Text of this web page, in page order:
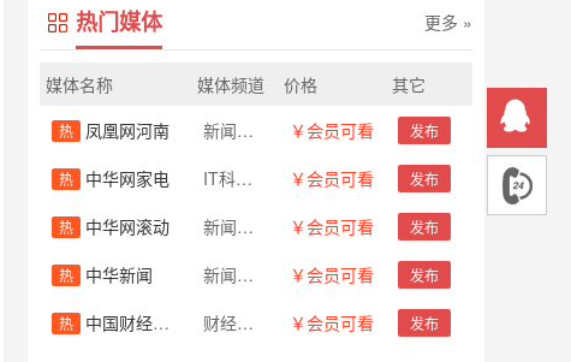
热门媒体 更多 »
媒体名称 媒体频道 价格 其它
热 凤凰网河南 新闻资讯 ￥会员可看 发布
热 中华网家电 IT科技数码 ￥会员可看 发布
热 中华网滚动 新闻资讯 ￥会员可看 发布
热 中华新闻 新闻资讯 ￥会员可看 发布
热 中国财经时报网-新闻源 财经金融 ￥会员可看 发布